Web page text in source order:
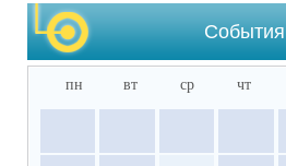
События
пн вт ср чт